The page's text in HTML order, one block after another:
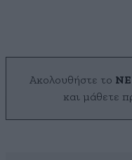
Ακολουθήστε το
και μάθετε